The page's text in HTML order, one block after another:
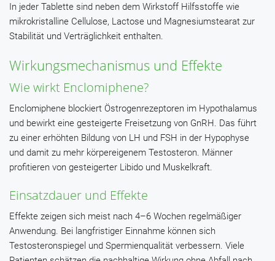
In jeder Tablette sind neben dem Wirkstoff Hilfsstoffe wie
mikrokristalline Cellulose, Lactose und Magnesiumstearat zur
Stabilität und Verträglichkeit enthalten.
Wirkungsmechanismus und Effekte
Wie wirkt Enclomiphene?
Enclomiphene blockiert Östrogenrezeptoren im Hypothalamus
und bewirkt eine gesteigerte Freisetzung von GnRH. Das führt
zu einer erhöhten Bildung von LH und FSH in der Hypophyse
und damit zu mehr körpereigenem Testosteron. Männer
profitieren von gesteigerter Libido und Muskelkraft.
Einsatzdauer und Effekte
Effekte zeigen sich meist nach 4–6 Wochen regelmäßiger
Anwendung. Bei langfristiger Einnahme können sich
Testosteronspiegel und Spermienqualität verbessern. Viele